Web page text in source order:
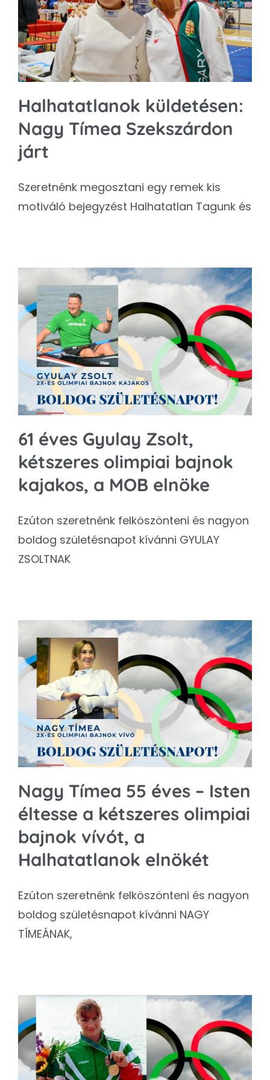
Kapcsolat
SEARCH
FOR:
Halhatatlanok küldetésen:
Nagy Tímea Szekszárdon
járt
Szeretnénk megosztani egy remek kis
motiváló bejegyzést Halhatatlan Tagunk és
61 éves Gyulay Zsolt,
kétszeres olimpiai bajnok
kajakos, a MOB elnöke
Ezúton szeretnénk felköszönteni és nagyon
boldog születésnapot kívánni GYULAY
ZSOLTNAK
Nagy Tímea 55 éves – Isten
éltesse a kétszeres olimpiai
bajnok vívót, a
Halhatatlanok elnökét
Ezúton szeretnénk felköszönteni és nagyon
boldog születésnapot kívánni NAGY
TÍMEÁNAK,